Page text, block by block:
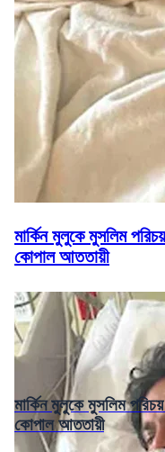
মার্কিন মুলুকে মুসলিম
কোপাল আততায়ী
মার্কিন মুলুকে মুসলিম
কোপাল আততায়ী